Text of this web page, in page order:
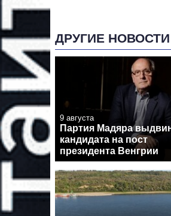
ДРУГИЕ
9 августа
Партия Мадяра
кандидата на пост
президента Венгрии